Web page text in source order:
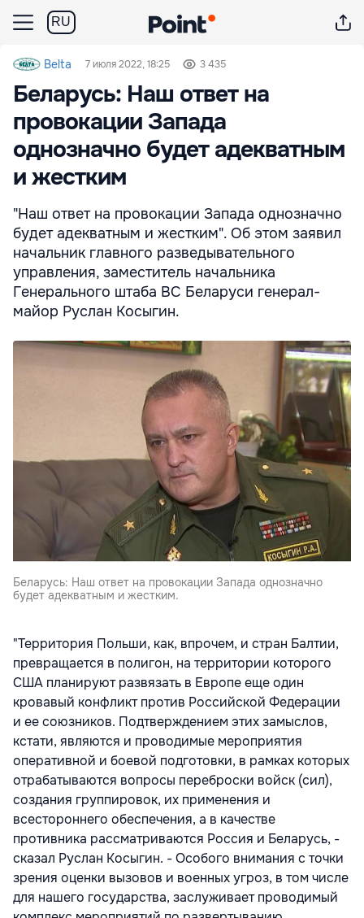
RU
Belta 7 июля 2022, 18:25 3 435
Беларусь: Наш ответ на
провокации Запада
однозначно будет адекватным
и жестким
"Наш ответ на провокации Запада однозначно
будет адекватным и жестким". Об этом заявил
начальник главного разведывательного
управления, заместитель начальника
Генерального штаба ВС Беларуси генерал-
майор Руслан Косыгин.
Беларусь: Наш ответ на провокации Запада однозначно
будет адекватным и жестким.
"Территория Польши, как, впрочем, и стран Балтии,
превращается в полигон, на территории которого
США планируют развязать в Европе еще один
кровавый конфликт против Российской Федерации
и ее союзников. Подтверждением этих замыслов,
кстати, являются и проводимые мероприятия
оперативной и боевой подготовки, в рамках которых
отрабатываются вопросы переброски войск (сил),
создания группировок, их применения и
всестороннего обеспечения, а в качестве
противника рассматриваются Россия и Беларусь, -
сказал Руслан Косыгин. - Особого внимания с точки
зрения оценки вызовов и военных угроз, в том числе
для нашего государства, заслуживает проводимый